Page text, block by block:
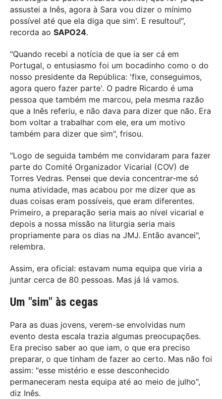
assustei a Inês, agora à Sara vou dizer o mínimo
possível até que ela diga que sim'. E resultou!",
recorda ao SAPO24.
"Quando recebi a notícia de que ia ser cá em
Portugal, o entusiasmo foi um bocadinho como o do
nosso presidente da República: 'fixe, conseguimos,
agora quero fazer parte'. O padre Ricardo é uma
pessoa que também me marcou, pela mesma razão
que a Inês referiu, e não dava para dizer que não. Era
bom voltar a trabalhar com ele, era um motivo
também para dizer que sim", frisou.
"Logo de seguida também me convidaram para fazer
parte do Comité Organizador Vicarial (COV) de
Torres Vedras. Pensei que devia concentrar-me só
numa atividade, mas acabou por me dizer que as
duas coisas eram possíveis, que eram diferentes.
Primeiro, a preparação seria mais ao nível vicarial e
depois a nossa missão na liturgia seria mais
propriamente para os dias na JMJ. Então avancei",
relembra.
Assim, era oficial: estavam numa equipa que viria a
juntar cerca de 80 pessoas. Mas já lá vamos.
Um "sim" às cegas
Para as duas jovens, verem-se envolvidas num
evento desta escala trazia algumas preocupações.
Era preciso saber ao que iam, o que era preciso
preparar, o que tinham de fazer ao certo. Mas não foi
assim: "esse mistério e esse desconhecido
permaneceram nesta equipa até ao meio de julho",
diz Inês.